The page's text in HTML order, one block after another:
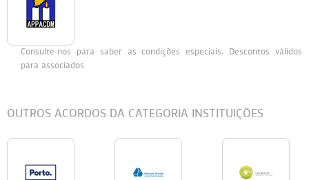
Consulte-nos para saber as condições especiais. Descontos válidos
para associados
OUTROS ACORDOS DA CATEGORIA INSTITUIÇÕES
Persol
Vogue
Ray-Ban
Vogue Eyewear
Persol
Polaroid Kids
Ray Ban Junior